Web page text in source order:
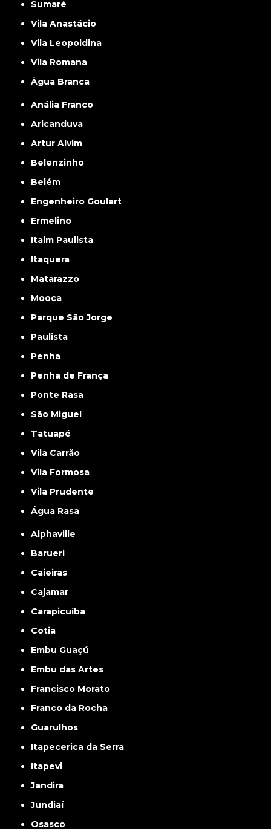
Sumaré
Vila Anastácio
Vila Leopoldina
Vila Romana
Água Branca
Anália Franco
Aricanduva
Artur Alvim
Belenzinho
Belém
Engenheiro Goulart
Ermelino
Itaim Paulista
Itaquera
Matarazzo
Mooca
Parque São Jorge
Paulista
Penha
Penha de França
Ponte Rasa
São Miguel
Tatuapé
Vila Carrão
Vila Formosa
Vila Prudente
Água Rasa
Alphaville
Barueri
Caieiras
Cajamar
Carapicuíba
Cotia
Embu Guaçú
Embu das Artes
Francisco Morato
Franco da Rocha
Guarulhos
Itapecerica da Serra
Itapevi
Jandira
Jundiaí
Osasco